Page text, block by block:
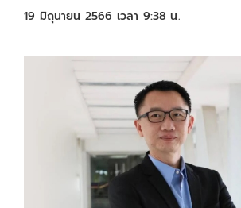
19 มิถุนายน 2566 เวลา 9:38 น.